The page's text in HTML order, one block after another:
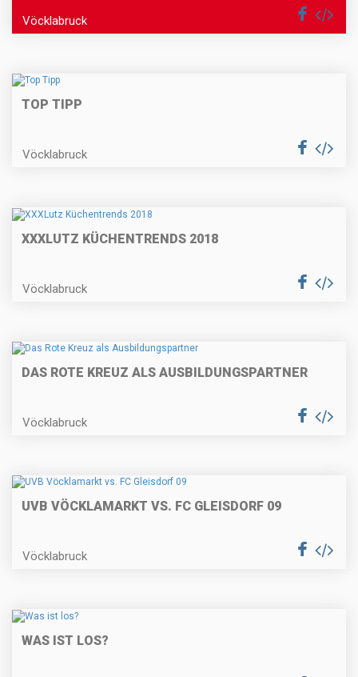
Vöcklabruck
TOP TIPP
Vöcklabruck
XXXLUTZ KÜCHENTRENDS 2018
Vöcklabruck
DAS ROTE KREUZ ALS AUSBILDUNGSPARTNER
Vöcklabruck
UVB VÖCKLAMARKT VS. FC GLEISDORF 09
Vöcklabruck
WAS IST LOS?